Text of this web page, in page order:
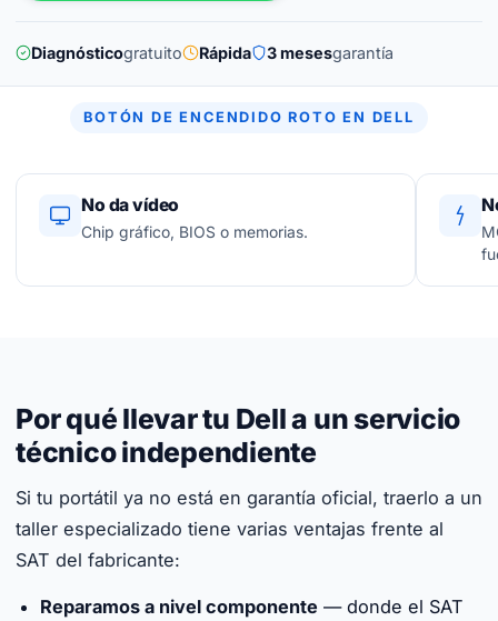
Diagnósticogratuito Rápida 3 mesesgarantía
BOTÓN DE ENCENDIDO ROTO EN DELL
No da vídeo
Chip gráfico, BIOS o memorias.
Por qué llevar tu Dell a un servicio
técnico independiente
Si tu portátil ya no está en garantía oficial, traerlo a un
taller especializado tiene varias ventajas frente al
SAT del fabricante:
Reparamos a nivel componente — donde el SAT